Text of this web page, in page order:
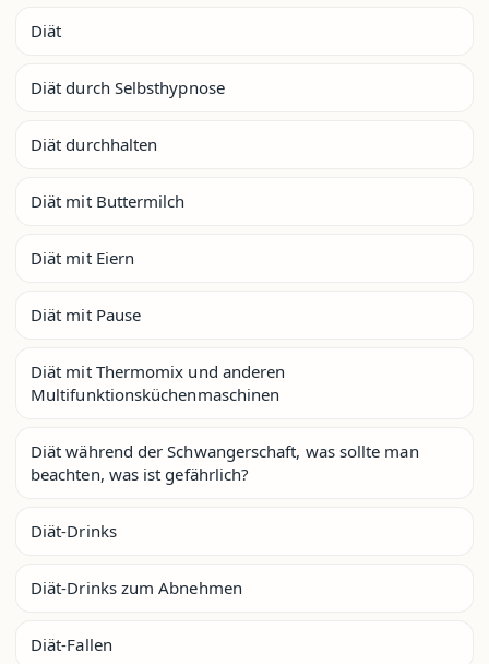
Diät
Diät durch Selbsthypnose
Diät durchhalten
Diät mit Buttermilch
Diät mit Eiern
Diät mit Pause
Diät mit Thermomix und anderen
Multifunktionsküchenmaschinen
Diät während der Schwangerschaft, was sollte man
beachten, was ist gefährlich?
Diät-Drinks
Diät-Drinks zum Abnehmen
Diät-Fallen